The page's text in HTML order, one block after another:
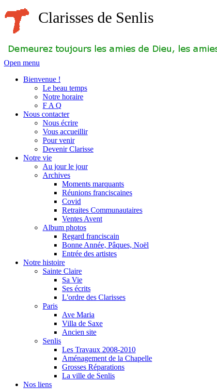
Clarisses de Senlis
Open menu
Bienvenue !
Le beau temps
Notre horaire
F A Q
Nous contacter
Nous écrire
Vous accueillir
Pour venir
Devenir Clarisse
Notre vie
Au jour le jour
Archives
Moments marquants
Réunions franciscaines
Covid
Retraites Communautaires
Ventes Avent
Album photos
Regard franciscain
Bonne Année, Pâques, Noël
Entrée des artistes
Notre histoire
Sainte Claire
Sa Vie
Ses écrits
L'ordre des Clarisses
Paris
Ave Maria
Villa de Saxe
Ancien site
Senlis
Les Travaux 2008-2010
Aménagement de la Chapelle
Grosses Réparations
La ville de Senlis
Nos liens